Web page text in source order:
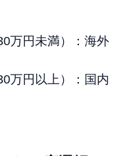
万円未満）：海外
万円以上）：国内